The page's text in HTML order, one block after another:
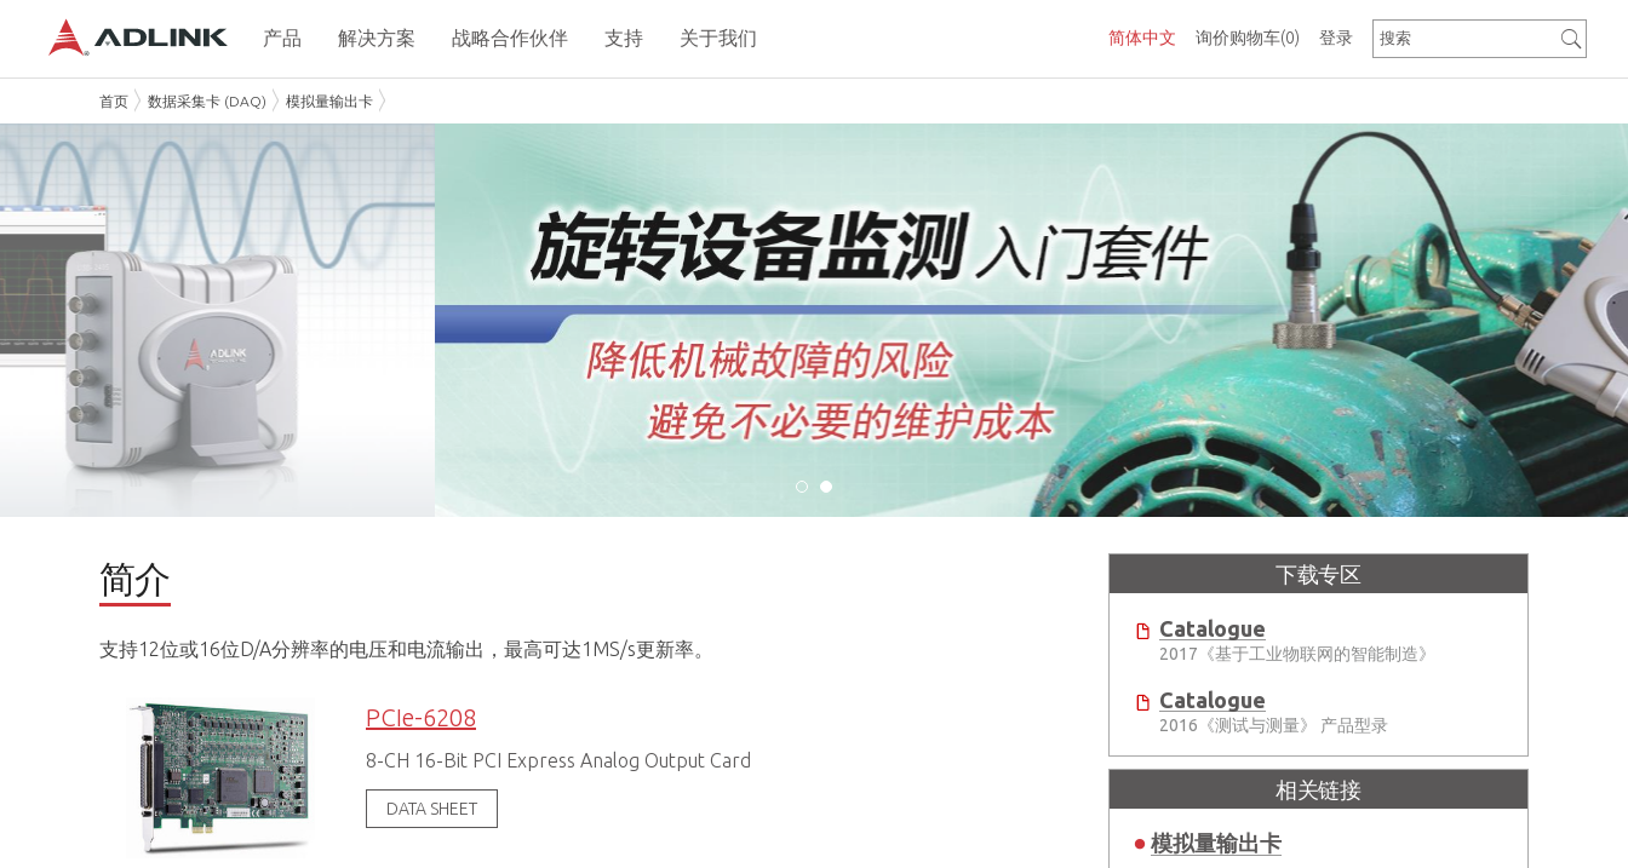
询价购物车(0)
简体中文 登录
产品 解决方案 战略合作伙伴 支持 关于我们
首页 数据采集卡 (DAQ) 模拟量输出卡
简介
支持12位或16位D/A分辨率的电压和电流输出，最高可达1MS/s更新率。
下载专区
Catalogue
2017《基于工业物联网的智能制造》
Catalogue
2016《测试与测量》 产品型录
PCIe-6208
8-CH 16-Bit PCI Express Analog Output Card
DATA SHEET
相关链接
模拟量输出卡